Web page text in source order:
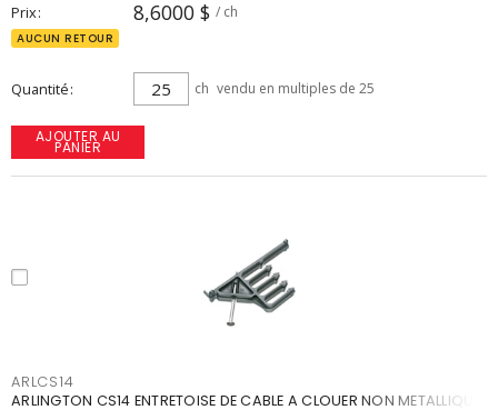
Prix 8,6000 $ / ch
AUCUN RETOUR
Quantité ch vendu en multiples de 25
AJOUTER AU
PANIER
ARLCS14
ARLINGTON CS14 ENTRETOISE DE CABLE A CLOUER NON METALLIQUE